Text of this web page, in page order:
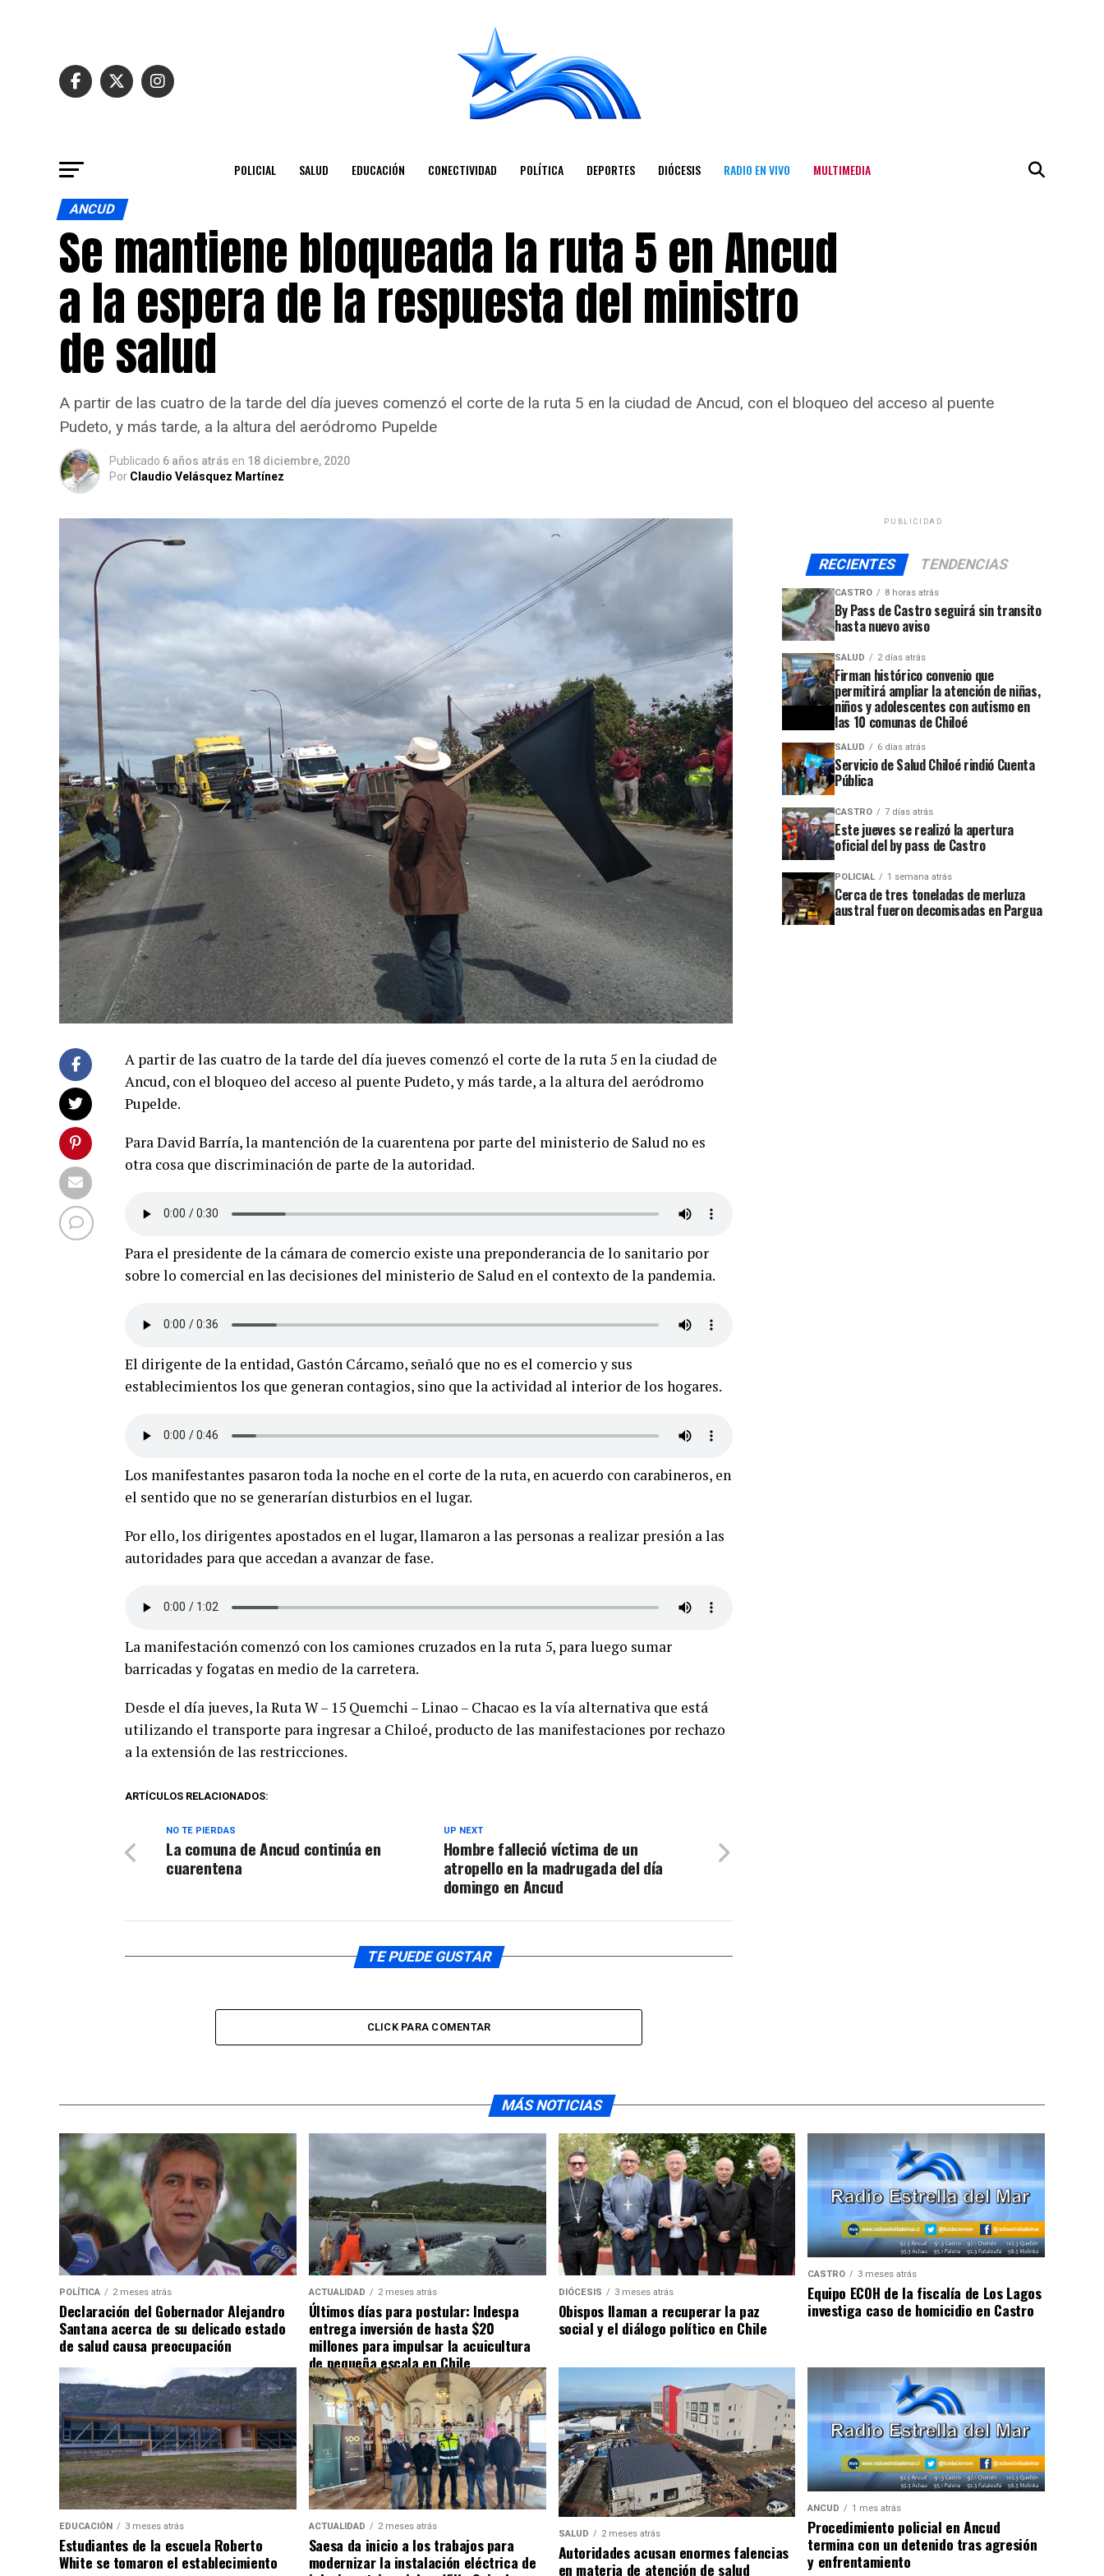
POLICIAL SALUD EDUCACIÓN CONECTIVIDAD POLÍTICA DEPORTES DIÓCESIS RADIO EN VIVO MULTIMEDIA
ANCUD
Se mantiene bloqueada la ruta 5 en Ancud
a la espera de la respuesta del ministro
de salud
A partir de las cuatro de la tarde del día jueves comenzó el corte de la ruta 5 en la ciudad de Ancud, con el bloqueo del acceso al puente
Pudeto, y más tarde, a la altura del aeródromo Pupelde
Publicado 6 años atrás en 18 diciembre, 2020
Por Claudio Velásquez Martínez
A partir de las cuatro de la tarde del día jueves comenzó el corte de la ruta 5 en la ciudad de
Ancud, con el bloqueo del acceso al puente Pudeto, y más tarde, a la altura del aeródromo
Pupelde.
Para David Barría, la mantención de la cuarentena por parte del ministerio de Salud no es
otra cosa que discriminación de parte de la autoridad.
Para el presidente de la cámara de comercio existe una preponderancia de lo sanitario por
sobre lo comercial en las decisiones del ministerio de Salud en el contexto de la pandemia.
El dirigente de la entidad, Gastón Cárcamo, señaló que no es el comercio y sus
establecimientos los que generan contagios, sino que la actividad al interior de los hogares.
Los manifestantes pasaron toda la noche en el corte de la ruta, en acuerdo con carabineros, en
el sentido que no se generarían disturbios en el lugar.
Por ello, los dirigentes apostados en el lugar, llamaron a las personas a realizar presión a las
autoridades para que accedan a avanzar de fase.
La manifestación comenzó con los camiones cruzados en la ruta 5, para luego sumar
barricadas y fogatas en medio de la carretera.
Desde el día jueves, la Ruta W – 15 Quemchi – Linao – Chacao es la vía alternativa que está
utilizando el transporte para ingresar a Chiloé, producto de las manifestaciones por rechazo
a la extensión de las restricciones.
ARTÍCULOS RELACIONADOS:
UP NEXT
Hombre falleció víctima de un
atropello en la madrugada del día
domingo en Ancud
NO TE PIERDAS
La comuna de Ancud continúa en
cuarentena
TE PUEDE GUSTAR
CLICK PARA COMENTAR
PUBLICIDAD
RECIENTES TENDENCIAS
CASTRO 8 horas atrás
By Pass de Castro seguirá sin transito
hasta nuevo aviso
SALUD 2 días atrás
Firman histórico convenio que
permitirá ampliar la atención de niñas,
niños y adolescentes con autismo en
las 10 comunas de Chiloé
SALUD 6 días atrás
Servicio de Salud Chiloé rindió Cuenta
Pública
CASTRO 7 días atrás
Este jueves se realizó la apertura
oficial del by pass de Castro
POLICIAL 1 semana atrás
Cerca de tres toneladas de merluza
austral fueron decomisadas en Pargua
MÁS NOTICIAS
POLÍTICA 2 meses atrás
Declaración del Gobernador Alejandro
Santana acerca de su delicado estado
de salud causa preocupación
ACTUALIDAD 2 meses atrás
Últimos días para postular: Indespa
entrega inversión de hasta $20
millones para impulsar la acuicultura
de pequeña escala en Chile
DIÓCESIS 3 meses atrás
Obispos llaman a recuperar la paz
social y el diálogo político en Chile
CASTRO 3 meses atrás
Equipo ECOH de la fiscalía de Los Lagos
investiga caso de homicidio en Castro
EDUCACIÓN 3 meses atrás
Estudiantes de la escuela Roberto
White se tomaron el establecimiento
ACTUALIDAD 2 meses atrás
Saesa da inicio a los trabajos para
modernizar la instalación eléctrica de
SALUD 2 meses atrás
Autoridades acusan enormes falencias
en materia de atención de salud
ANCUD 1 mes atrás
Procedimiento policial en Ancud
termina con un detenido tras agresión
y enfrentamiento